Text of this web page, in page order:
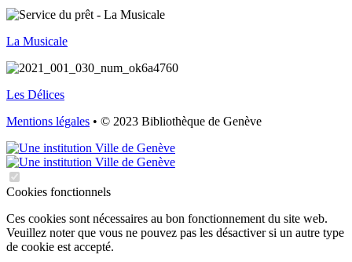
La Musicale
Les Délices
Mentions légales • © 2023 Bibliothèque de Genève
Cookies fonctionnels
Ces cookies sont nécessaires au bon fonctionnement du site web.
Veuillez noter que vous ne pouvez pas les désactiver si un autre type
de cookie est accepté.